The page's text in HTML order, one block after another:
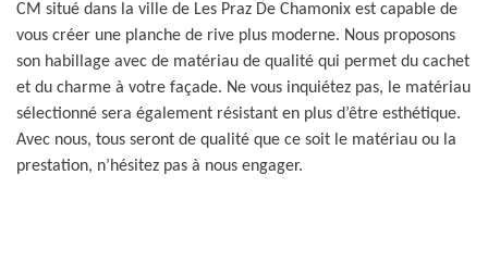
CM situé dans la ville de Les Praz De Chamonix est capable de
vous créer une planche de rive plus moderne. Nous proposons
son habillage avec de matériau de qualité qui permet du cachet
et du charme à votre façade. Ne vous inquiétez pas, le matériau
sélectionné sera également résistant en plus d’être esthétique.
Avec nous, tous seront de qualité que ce soit le matériau ou la
prestation, n’hésitez pas à nous engager.